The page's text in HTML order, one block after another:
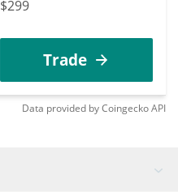
$299
Trade
Data provided byCoingeckoAPI